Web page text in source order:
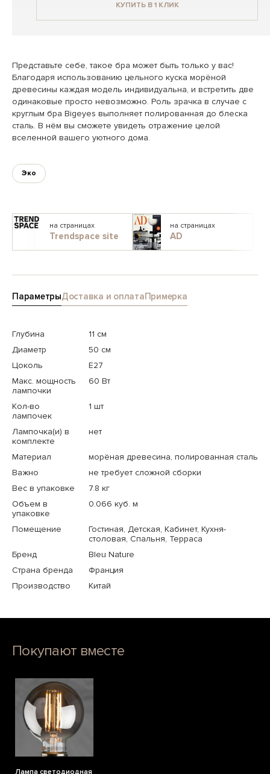
КУПИТЬ В 1 КЛИК
Представьте себе, такое бра может быть только у вас!
Благодаря использованию цельного куска морёной
древесины каждая модель индивидуальна, и встретить две
одинаковые просто невозможно. Роль зрачка в случае с
круглым бра Bigeyes выполняет полированная до блеска
сталь. В нём вы сможете увидеть отражение целой
вселенной вашего уютного дома.
Эко
на страницах
Trendspace site
на страницах
AD
ПараметрыДоставка и оплатаПримерка
Глубина
11 см
Диаметр
50 см
Цоколь
E27
Макс. мощность
лампочки
60 Вт
Кол-во
лампочек
1 шт
Лампочка(и) в
комплекте
нет
Материал
морёная древесина, полированная сталь
Важно
не требует сложной сборки
Вес в упаковке
7.8 кг
Объем в
упаковке
0.066 куб. м
Помещение
Гостиная, Детская, Кабинет, Кухня-
столовая, Спальня, Терраса
Бренд
Bleu Nature
Страна бренда
Франция
Производство
Китай
Покупают вместе
Лампа светодиодная